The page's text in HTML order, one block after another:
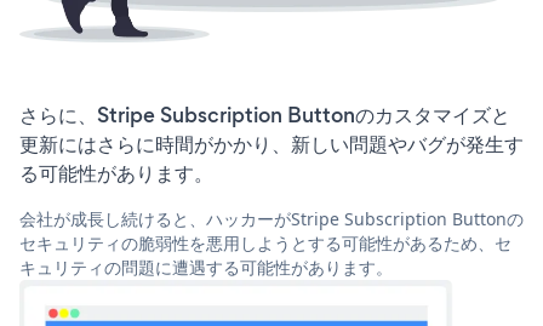
さらに、Stripe Subscription Buttonのカスタマイズと
更新にはさらに時間がかかり、新しい問題やバグが発生す
る可能性があります。
会社が成長し続けると、ハッカーがStripe Subscription Buttonの
セキュリティの脆弱性を悪用しようとする可能性があるため、セ
キュリティの問題に遭遇する可能性があります。